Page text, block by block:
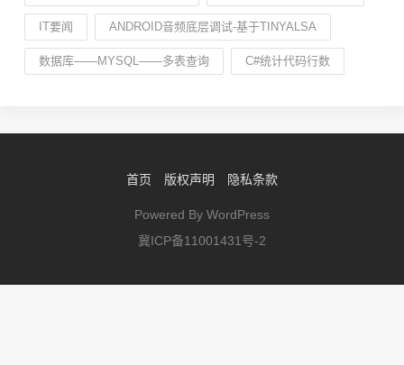
IT要闻 ANDROID音频底层调试-基于TINYALSA
数据库——MYSQL——多表查询 C#统计代码行数
首页 版权声明 隐私条款
Powered By WordPress
冀ICP备11001431号-2